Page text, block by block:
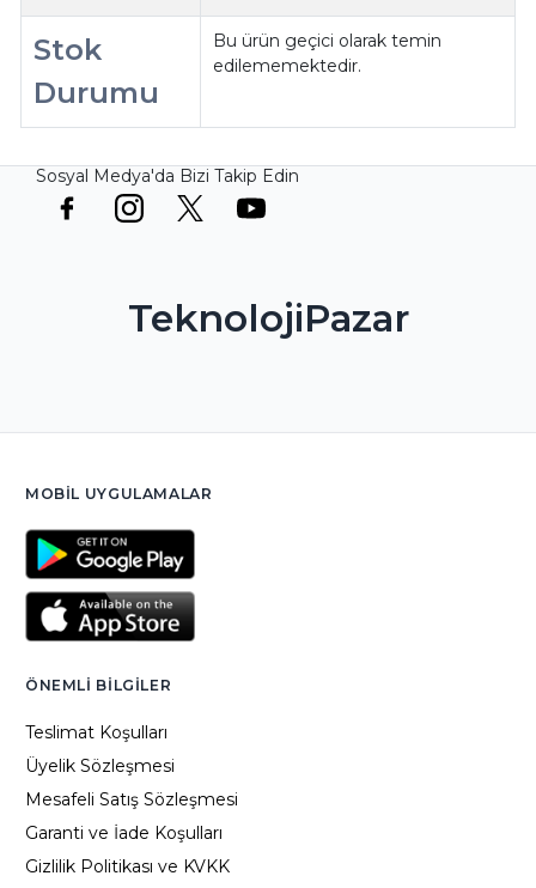
Stok
Durumu
Bu ürün geçici olarak temin
edilememektedir.
Sosyal Medya'da Bizi Takip Edin
TeknolojiPazar
MOBIL UYGULAMALAR
ÖNEMLI BILGILER
Teslimat Koşulları
Üyelik Sözleşmesi
Mesafeli Satış Sözleşmesi
Garanti ve İade Koşulları
Gizlilik Politikası ve KVKK